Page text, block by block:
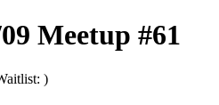
Meetup #61
)